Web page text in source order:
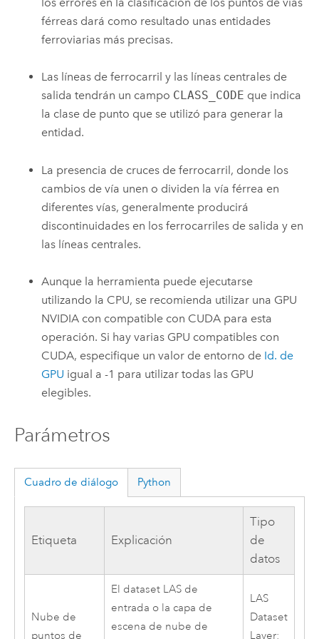
férreas dará como resultado unas entidades
ferroviarias más precisas.
Las líneas de ferrocarril y las líneas centrales de
salida tendrán un campo CLASS_CODE que indica
la clase de punto que se utilizó para generar la
entidad.
La presencia de cruces de ferrocarril, donde los
cambios de vía unen o dividen la vía férrea en
diferentes vías, generalmente producirá
discontinuidades en los ferrocarriles de salida y en
las líneas centrales.
Aunque la herramienta puede ejecutarse
utilizando la CPU, se recomienda utilizar una GPU
NVIDIA con compatible con CUDA para esta
operación. Si hay varias GPU compatibles con
CUDA, especifique un valor de entorno de Id. de
GPU igual a -1 para utilizar todas las GPU
elegibles.
Parámetros
Cuadro de diálogo Python
Etiqueta Explicación
Tipo
de
datos
Nube de
puntos de
El dataset LAS de
entrada o la capa de
escena de nube de
LAS
Dataset
Layer;